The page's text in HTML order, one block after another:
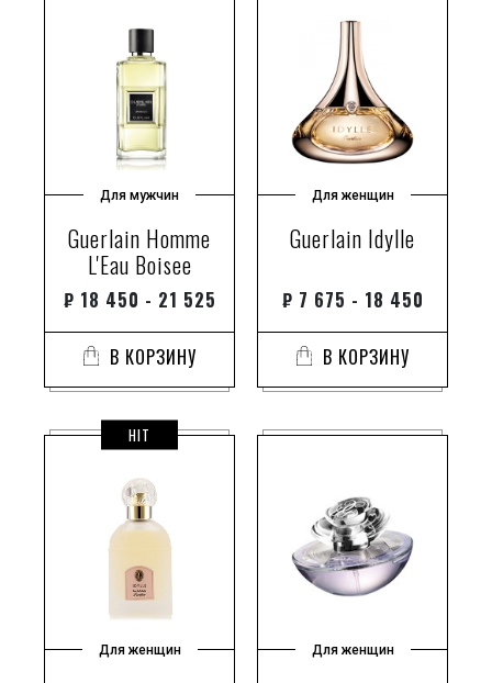
Для мужчин
Guerlain Homme
L'Eau Boisee
₽ 18 450 - 21 525
В КОРЗИНУ
Для женщин
Guerlain Idylle
₽ 7 675 - 18 450
В КОРЗИНУ
HIT
Для женщин Для женщин